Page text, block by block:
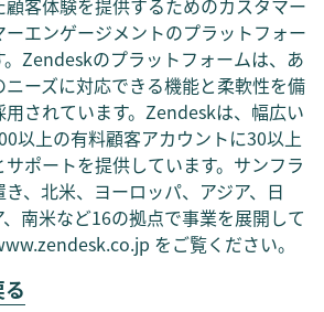
客体験を提供するためのカスタマー
エンゲージメントのプラットフォー
Zendeskのプラットフォームは、あ
ニーズに対応できる機能と柔軟性を備
されています。Zendeskは、幅広い
以上の有料顧客アカウントに30以上
ポートを提供しています。サンフラ
、北米、ヨーロッパ、アジア、日
南米など16の拠点で事業を展開して
をご覧ください。